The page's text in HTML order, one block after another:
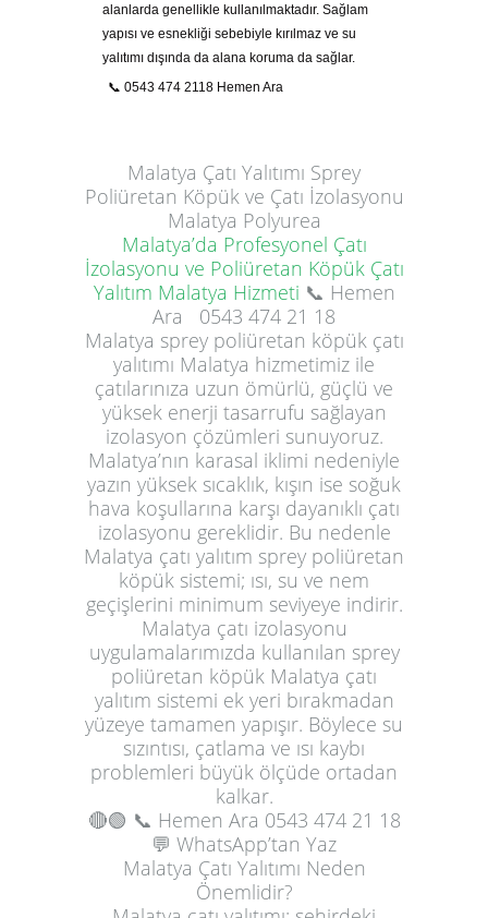
alanlarda genellikle kullanılmaktadır. Sağlam
yapısı ve esnekliği sebebiyle kırılmaz ve su
yalıtımı dışında da alana koruma da sağlar.
📞 0543 474 2118 Hemen Ara
Malatya Çatı Yalıtımı Sprey
Poliüretan Köpük ve Çatı İzolasyonu
Malatya Polyurea
Malatya’da Profesyonel Çatı
İzolasyonu ve Poliüretan Köpük Çatı
Yalıtım Malatya Hizmeti 📞 Hemen
Ara
0543 474 21 18
Malatya sprey poliüretan köpük çatı
yalıtımı Malatya hizmetimiz ile
çatılarınıza uzun ömürlü, güçlü ve
yüksek enerji tasarrufu sağlayan
izolasyon çözümleri sunuyoruz.
Malatya’nın karasal iklimi nedeniyle
yazın yüksek sıcaklık, kışın ise soğuk
hava koşullarına karşı dayanıklı çatı
izolasyonu gereklidir. Bu nedenle
Malatya çatı yalıtım sprey poliüretan
köpük sistemi; ısı, su ve nem
geçişlerini minimum seviyeye indirir.
Malatya çatı izolasyonu
uygulamalarımızda kullanılan sprey
poliüretan köpük Malatya çatı
yalıtım sistemi ek yeri bırakmadan
yüzeye tamamen yapışır. Böylece su
sızıntısı, çatlama ve ısı kaybı
problemleri büyük ölçüde ortadan
kalkar.
🔴🟢 📞 Hemen Ara 0543 474 21 18
💬 WhatsApp’tan Yaz
Malatya Çatı Yalıtımı Neden
Önemlidir?